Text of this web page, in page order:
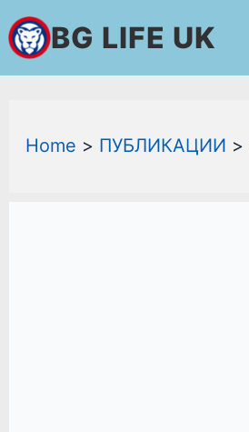
Skip
to
content
BG LIFE UK
Home ПУБЛИКАЦИИ